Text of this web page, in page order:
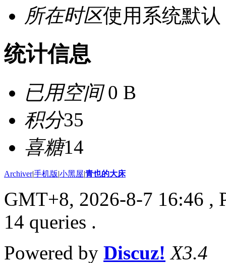
所在时区使用系统默认
统计信息
已用空间0 B
积分35
喜糖14
Archiver|手机版|小黑屋|青也的大床
GMT+8, 2026-8-7 16:46 ,
14 queries .
Powered by Discuz! X3.4